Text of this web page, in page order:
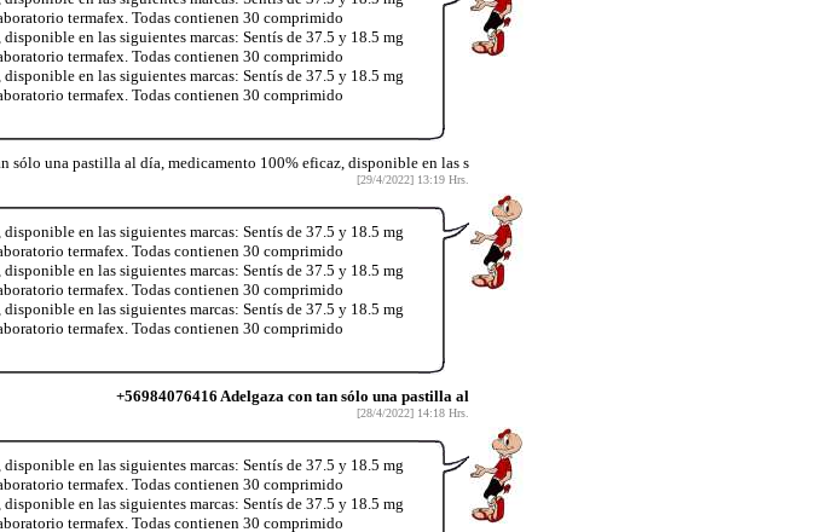
termafex. Todas contienen 30 comprimido
en las siguientes marcas: Sentís de 37.5 y 18.5 mg
termafex. Todas contienen 30 comprimido
en las siguientes marcas: Sentís de 37.5 y 18.5 mg
termafex. Todas contienen 30 comprimido
sólo una pastilla al día, medicamento 100% eficaz, disponible en las s
[29/4/2022] 13:19 Hrs.
en las siguientes marcas: Sentís de 37.5 y 18.5 mg
termafex. Todas contienen 30 comprimido
en las siguientes marcas: Sentís de 37.5 y 18.5 mg
termafex. Todas contienen 30 comprimido
en las siguientes marcas: Sentís de 37.5 y 18.5 mg
termafex. Todas contienen 30 comprimido
+56984076416 Adelgaza con tan sólo una pastilla al
[28/4/2022] 14:18 Hrs.
en las siguientes marcas: Sentís de 37.5 y 18.5 mg
termafex. Todas contienen 30 comprimido
en las siguientes marcas: Sentís de 37.5 y 18.5 mg
termafex. Todas contienen 30 comprimido